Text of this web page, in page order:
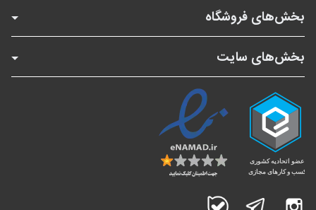
بخش‌های فروشگاه
بخش‌های سایت
اینستاگرام تلگرام